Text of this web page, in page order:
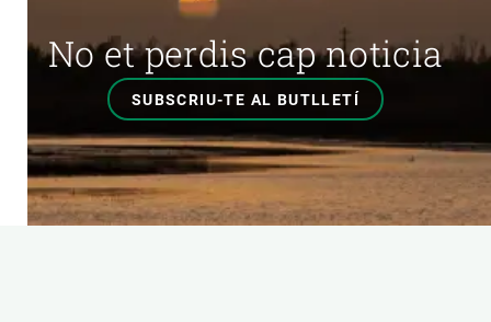
No et perdis cap noticia
SUBSCRIU-TE AL BUTLLETÍ